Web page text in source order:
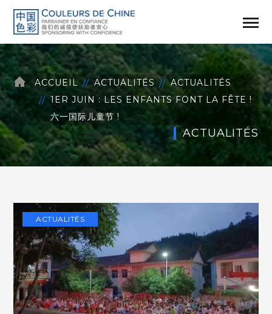
ACCUEIL ACTUALITÉS
ACTUALITÉS
1ER JUIN : LES ENFANTS FONT LA FÊTE !
六一国际儿童节 !
ACTUALITÉS
ACTUALITÉS